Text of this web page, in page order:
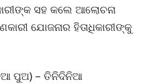
ସହ କଲେ ଆଲୋଚନା
ଯୋଜନାର ହିତାଧିକାରୀଙ୍କୁ
ପୁଅ) – ତିନିଦିନିଆ